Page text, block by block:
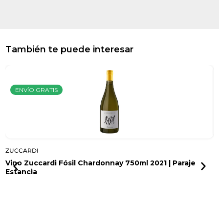
También te puede interesar
ENVÍO GRATIS
ZUCCARDI
Vino Zuccardi Fósil Chardonnay 750ml 2021 | Paraje
Estancia